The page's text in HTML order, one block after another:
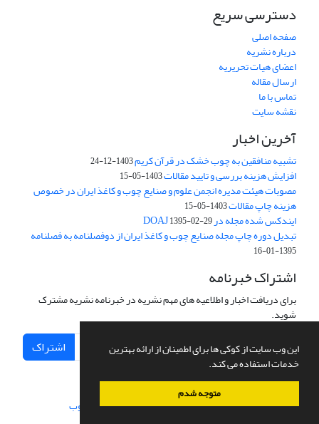
این وب سایت از کوکی ها برای اطمینان از ارائه بهترین
خدمات استفاده می کند.
متوجه شدم
دسترسی سریع
صفحه اصلی
درباره نشریه
اعضای هیات تحریریه
ارسال مقاله
تماس با ما
نقشه سایت
آخرین اخبار
تشبیه منافقین به چوب خشک در قرآن کریم1403-12-24
افزایش هزینه بررسی و تایید مقالات1403-05-15
مصوبات هیئت مدیره انجمن علوم و صنایع چوب و کاغذ ایران در خصوص
هزینه چاپ مقالات1403-05-15
ایندکس شده مجله در DOAJ1395-02-29
تبدیل دوره چاپ مجله صنایع چوب و کاغذ ایران از دوفصلنامه به فصلنامه
1395-01-16
اشتراک خبرنامه
برای دریافت اخبار و اطلاعیه های مهم نشریه در خبرنامه نشریه مشترک
شوید.
اشتراک
سامانه مدیریت نشریات علمی.طراحی و پیاده سازی از سیناوب